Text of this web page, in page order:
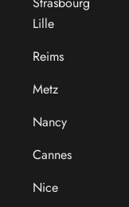
Lille
Reims
Metz
Nancy
Cannes
Nice